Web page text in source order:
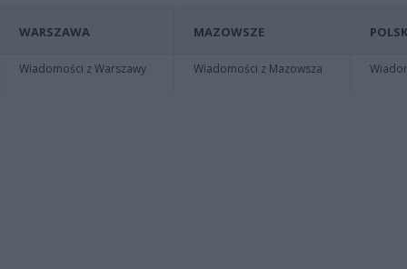
WARSZAWA
Wiadomości z Warszawy
MAZOWSZE
Wiadomości z Mazowsza